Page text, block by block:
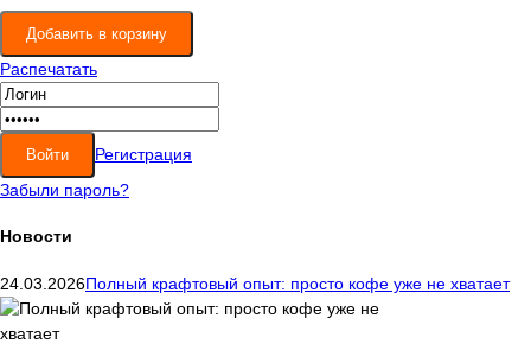
Распечатать
Регистрация
Забыли пароль?
Новости
24.03.2026Полный крафтовый опыт: просто кофе уже не хватает